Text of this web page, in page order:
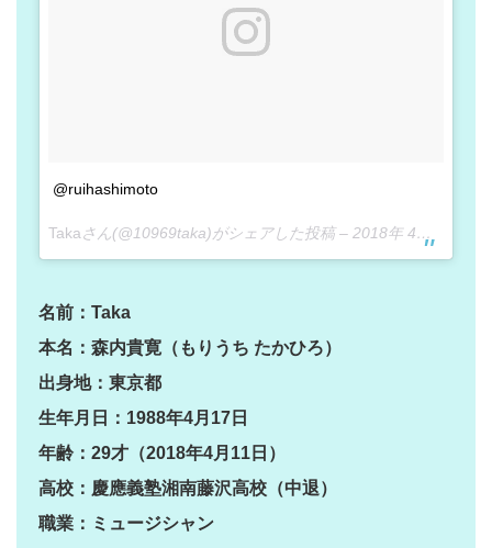
@ruihashimoto
Takaさん(@10969taka)がシェアした投稿 – 2018年 4月月4日午前7時52分PDT
名前：Taka
本名：森内貴寛（もりうち たかひろ）
出身地：東京都
生年月日：1988年4月17日
年齢：29才（2018年4月11日）
高校：慶應義塾湘南藤沢高校（中退）
職業：ミュージシャン